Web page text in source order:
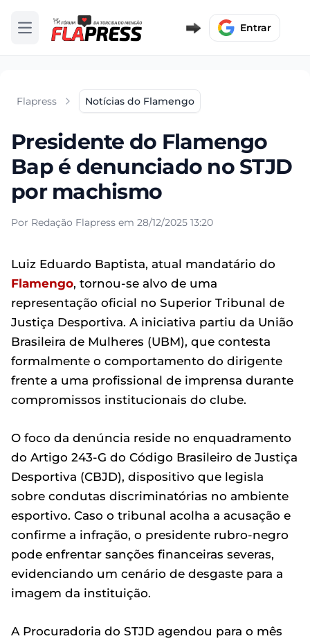
Abrir menu Entrar
Flapress Notícias do Flamengo
Presidente do Flamengo
Bap é denunciado no STJD
por machismo
Por Redação Flapress em 28/12/2025 13:20
Luiz Eduardo Baptista, atual mandatário do
Flamengo, tornou-se alvo de uma
representação oficial no Superior Tribunal de
Justiça Desportiva. A iniciativa partiu da União
Brasileira de Mulheres (UBM), que contesta
formalmente o comportamento do dirigente
frente a uma profissional de imprensa durante
compromissos institucionais do clube.
O foco da denúncia reside no enquadramento
do Artigo 243-G do Código Brasileiro de Justiça
Desportiva (CBJD), dispositivo que legisla
sobre condutas discriminatórias no ambiente
esportivo. Caso o tribunal acolha a acusação e
confirme a infração, o presidente rubro-negro
pode enfrentar sanções financeiras severas,
evidenciando um cenário de desgaste para a
imagem da instituição.
A Procuradoria do STJD agendou para o mês